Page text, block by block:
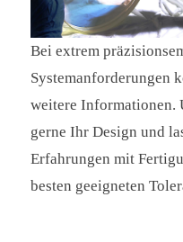
Bei extrem
Systemanforderungen
weitere Informationen.
gerne Ihr Design und
Erfahrungen mit
besten geeigneten